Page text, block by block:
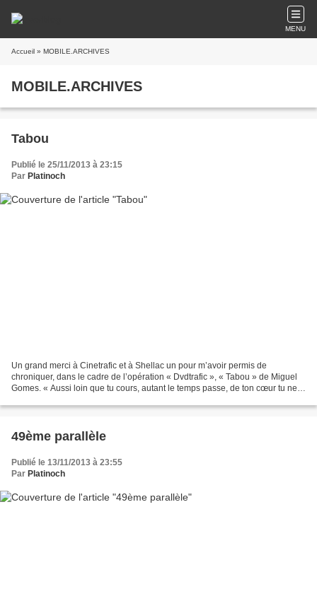
MENU
Accueil » MOBILE.ARCHIVES
MOBILE.ARCHIVES
Tabou
Publié le 25/11/2013 à 23:15
Par Platinoch
Un grand merci à Cinetrafic et à Shellac un pour m’avoir permis de
chroniquer, dans le cadre de l’opération « Dvdtrafic », « Tabou » de Miguel
Gomes. « Aussi loin que tu cours, autant le temps passe, de ton cœur tu ne
49ème parallèle
Publié le 13/11/2013 à 23:55
Par Platinoch